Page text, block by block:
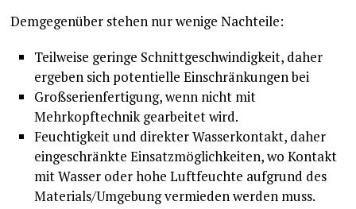
Demgegenüber stehen nur wenige Nachteile:
Teilweise geringe Schnittgeschwindigkeit, daher
ergeben sich potentielle Einschränkungen bei
Großserienfertigung, wenn nicht mit
Mehrkopftechnik gearbeitet wird.
Feuchtigkeit und direkter Wasserkontakt, daher
eingeschränkte Einsatzmöglichkeiten, wo Kontakt
mit Wasser oder hohe Luftfeuchte aufgrund des
Materials/Umgebung vermieden werden muss.